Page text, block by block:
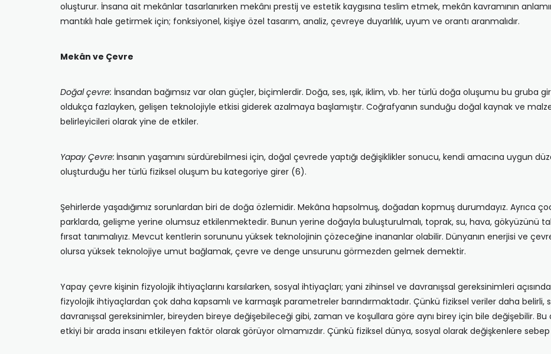
oluşturur. İnsana ait mekânlar tasarlanırken mekânı prestij ve estetik kaygısına teslim etmek, mekân kavramının
mantıklı hale getirmek için; fonksiyonel, kişiye özel tasarım, analiz, çevreye duyarlılık, uyum ve orantı aranmalıdır.
Mekân ve Çevre
Doğal çevre: İnsandan bağımsız var olan güçler, biçimlerdir. Doğa, ses, ışık, iklim, vb. her türlü doğa oluşumu bu gruba
oldukça fazlayken, gelişen teknolojiyle etkisi giderek azalmaya başlamıştır. Coğrafyanın sunduğu doğal kaynak ve
belirleyicileri olarak yine de etkiler.
Yapay Çevre: İnsanın yaşamını sürdürebilmesi için, doğal çevrede yaptığı değişiklikler sonucu, kendi amacına uygun
oluşturduğu her türlü fiziksel oluşum bu kategoriye girer (6).
Şehirlerde yaşadığımız sorunlardan biri de doğa özlemidir. Mekâna hapsolmuş, doğadan kopmuş durumdayız. Ayrıca
parklarda, gelişme yerine olumsuz etkilenmektedir. Bunun yerine doğayla buluşturulmalı, toprak, su, hava, gökyüzünü
fırsat tanımalıyız. Mevcut kentlerin sorununu yüksek teknolojinin çözeceğine inananlar olabilir. Dünyanın enerjisi ve
olursa yüksek teknolojiye umut bağlamak, çevre ve denge unsurunu görmezden gelmek demektir.
Yapay çevre kişinin fizyolojik ihtiyaçlarını karsılarken, sosyal ihtiyaçları; yani zihinsel ve davranışsal gereksinimleri
fizyolojik ihtiyaçlardan çok daha kapsamlı ve karmaşık parametreler barındırmaktadır. Çünkü fiziksel veriler daha
davranışsal gereksinimler, bireyden bireye değişebileceği gibi, zaman ve koşullara göre aynı birey için bile değişebilir.
etkiyi bir arada insanı etkileyen faktör olarak görüyor olmamızdır. Çünkü fiziksel dünya, sosyal olarak değişkenlere